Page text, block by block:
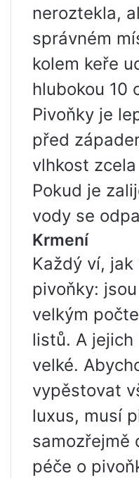
neroztekla,
správném
kolem keře
hlubokou 10
Pivoňky je
před
vlhkost
Pokud je
vody se
Krmení
Každý ví,
pivoňky:
velkým
listů. A
velké.
vypěstovat
luxus, musí
samozřejmě
péče o